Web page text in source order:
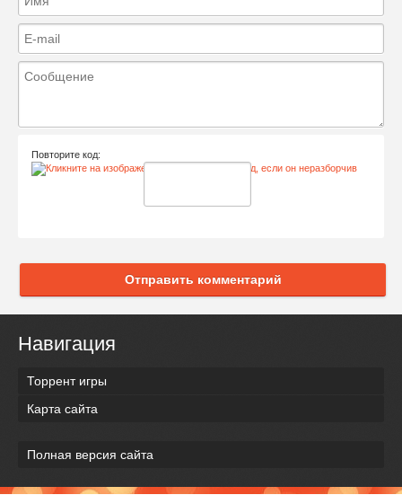
Повторите код:
Отправить комментарий
Навигация
Торрент игры
Карта сайта
Полная версия сайта